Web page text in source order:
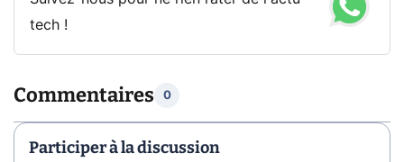
tech !
Commentaires 0
Participer à la discussion